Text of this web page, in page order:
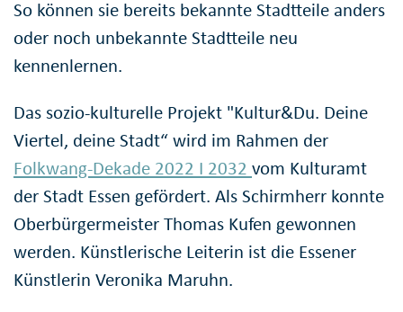
So können sie bereits bekannte Stadtteile anders
oder noch unbekannte Stadtteile neu
kennenlernen.
Das sozio-kulturelle Projekt "Kultur&Du. Deine
Viertel, deine Stadt“ wird im Rahmen der
Folkwang-Dekade 2022 I 2032 vom Kulturamt
der Stadt Essen gefördert. Als Schirmherr konnte
Oberbürgermeister Thomas Kufen gewonnen
werden. Künstlerische Leiterin ist die Essener
Künstlerin Veronika Maruhn.